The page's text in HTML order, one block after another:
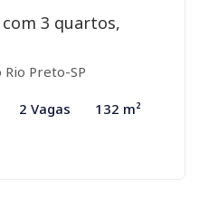
3 quartos,
Rio Preto-SP
2 Vagas 132 m²